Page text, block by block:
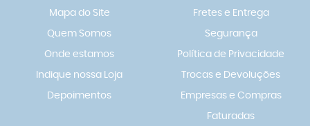
Mapa do Site
Quem Somos
Onde estamos
Indique nossa Loja
Depoimentos
Fretes e Entrega
Segurança
Política de Privacidade
Trocas e Devoluções
Empresas e Compras
Faturadas